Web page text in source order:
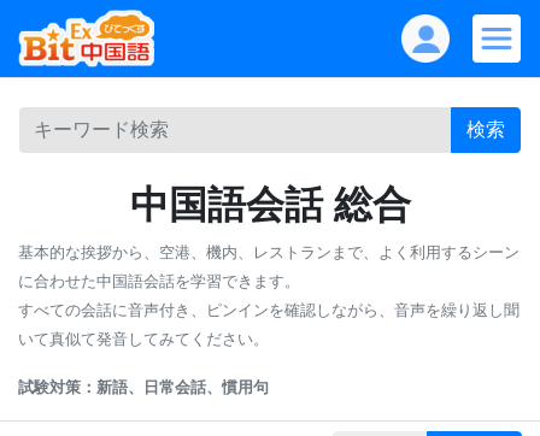
検索
中国語会話 総合
基本的な挨拶から、空港、機内、レストランまで、よく利用するシーン
に合わせた中国語会話を学習できます。
すべての会話に音声付き、ピンインを確認しながら、音声を繰り返し聞
いて真似て発音してみてください。
試験対策：新語、日常会話、慣用句